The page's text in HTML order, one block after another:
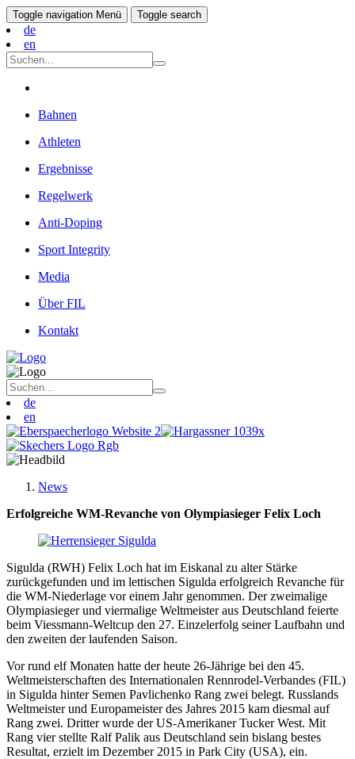
Toggle navigation Menü Toggle search
de
en
Bahnen
Athleten
Ergebnisse
Regelwerk
Anti-Doping
Sport Integrity
Media
Über FIL
Kontakt
de
en
News
Erfolgreiche WM-Revanche von Olympiasieger Felix Loch
Sigulda (RWH) Felix Loch hat im Eiskanal zu alter Stärke
zurückgefunden und im lettischen Sigulda erfolgreich Revanche für
die WM-Niederlage vor einem Jahr genommen. Der zweimalige
Olympiasieger und viermalige Weltmeister aus Deutschland feierte
beim Viessmann-Weltcup den 27. Einzelerfolg seiner Laufbahn und
den zweiten der laufenden Saison.
Vor rund elf Monaten hatte der heute 26-Jährige bei den 45.
Weltmeisterschaften des Internationalen Rennrodel-Verbandes (FIL)
in Sigulda hinter Semen Pavlichenko Rang zwei belegt. Russlands
Weltmeister und Europameister des Jahres 2015 kam diesmal auf
Rang zwei. Dritter wurde der US-Amerikaner Tucker West. Mit
Rang vier stellte Ralf Palik aus Deutschland sein bislang bestes
Resultat, erzielt im Dezember 2015 in Park City (USA), ein.